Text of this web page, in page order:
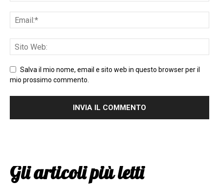
Salva il mio nome, email e sito web in questo browser per il
mio prossimo commento.
Gli articoli più letti